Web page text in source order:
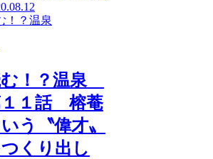
！？温泉
！？温泉
１話 榕菴
う〝偉才〟
くり出し